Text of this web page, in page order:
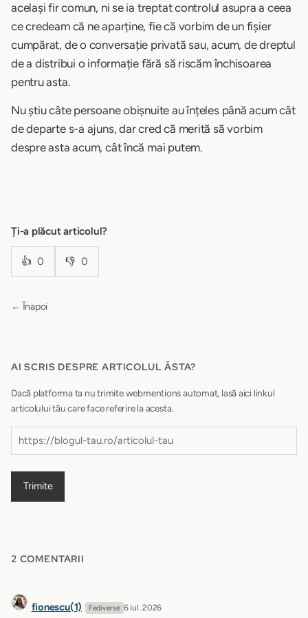
același fir comun, ni se ia treptat controlul asupra a ceea
ce credeam că ne aparține, fie că vorbim de un fișier
cumpărat, de o conversație privată sau, acum, de dreptul
de a distribui o informație fără să riscăm închisoarea
pentru asta.
Nu știu câte persoane obișnuite au înțeles până acum cât
de departe s-a ajuns, dar cred că merită să vorbim
despre asta acum, cât încă mai putem.
Ți-a plăcut articolul?
👍 0 👎 0
← Înapoi
AI SCRIS DESPRE ARTICOLUL ĂSTA?
Dacă platforma ta nu trimite webmentions automat, lasă aici linkul
articolului tău care face referire la acesta.
Trimite
2 COMENTARII
fionescu(1) Fediverse 6 iul. 2026